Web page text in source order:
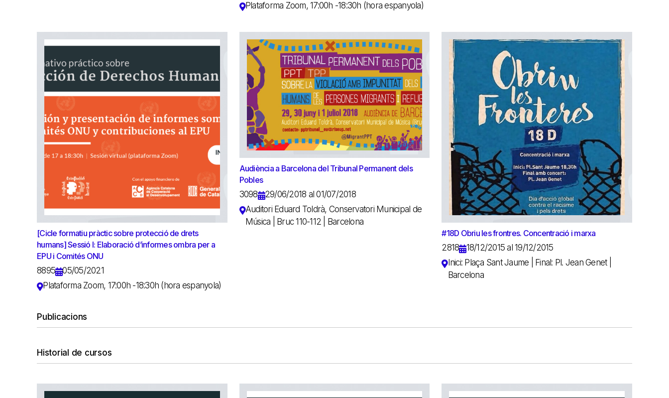
Plataforma Zoom, 17:00h -18:30h (hora espanyola)
[Cicle formatiu pràctic sobre protecció de drets
humans] Sessió I: Elaboració d’informes ombra per a
EPU i Comités ONU
8895
05/05/2021
Plataforma Zoom, 17:00h -18:30h (hora espanyola)
Audiència a Barcelona del Tribunal Permanent dels
Pobles
3098
29/06/2018 al 01/07/2018
Auditori Eduard Toldrà, Conservatori Municipal de
Música | Bruc 110-112 | Barcelona
#18D Obriu les frontres. Concentració i marxa
2818
18/12/2015 al 19/12/2015
Inici: Plaça Sant Jaume | Final: Pl. Jean Genet |
Barcelona
Publicacions
Historial de cursos